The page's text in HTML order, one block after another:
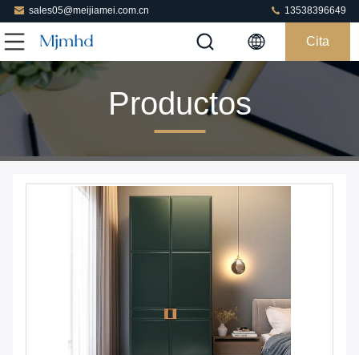
sales05@meijiamei.com.cn 13538396649
Cita
Productos